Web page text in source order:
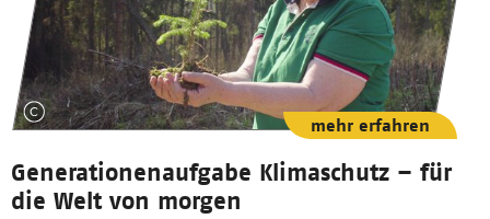
Generationenaufgabe Klimaschutz – für
die Welt von morgen
mehr erfahren